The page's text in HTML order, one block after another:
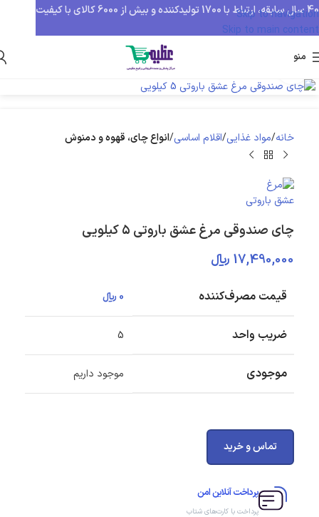
Skip to navigation
Skip to main content
منو
خانه مواد غذایی اقلام اساسی انواع چای، قهوه و دمنوش
چای صندوقی مرغ عشق باروتی ۵ کیلویی
17,490,000 ﷼
قیمت مصرف‌کننده 0 ﷼
ضریب واحد 5
موجودی موجود داریم
تماس و خرید
پرداخت آنلاین امن
پرداخت با کارت‌های شتاب
40 سال سابقه، ارتباط با 1700 تولیدکننده و بیش از 6000 کالای با کیفیت